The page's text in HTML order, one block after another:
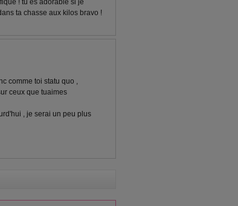
! tu es adorable si je
ta chasse aux kilos bravo !
comme toi statu quo ,
ceux que tuaimes
, je serai un peu plus